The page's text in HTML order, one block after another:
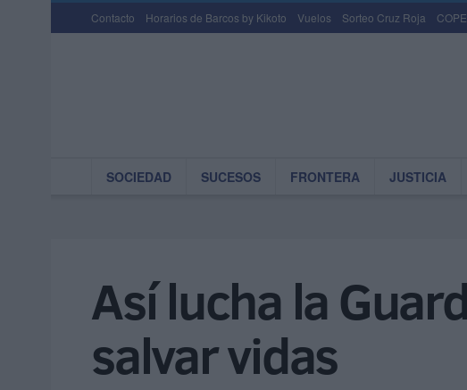
Contacto Horarios de Barcos by Kikoto Vuelos Sorteo Cruz Roja
SOCIEDAD SUCESOS FRONTERA JUSTICIA
Así lucha la
salvar vidas